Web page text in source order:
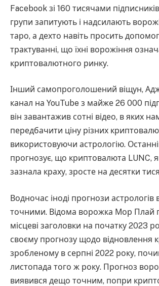
Facebook зі 160 тисячами
групи запитують і надсилають
таро, а дехто навіть просить
трактуванні, що їхні ворожіння
криптовалютного ринку.
Інший самопроголошений віщун,
канал на YouTube з майже 26 000
він завантажив сотні відео, в яких
передбачити ціну різних
використовуючи астрологію.
прогнозує, що криптовалюта LUNC,
зазнала краху, зросте на десятки
Водночас іноді прогнози астрологів
точними. Відома ворожка Мор Плай
місцеві заголовки на початку 2023
своєму прогнозу щодо відновлення
зробленому в серпні 2022 року,
листопада того ж року. Прогноз
виявився дещо точним, попри